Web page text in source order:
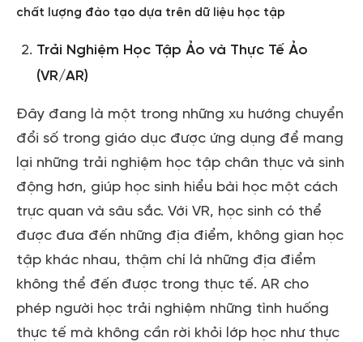
chất lượng đào tạo dựa trên dữ liệu học tập
Trải Nghiệm Học Tập Ảo và Thực Tế Ảo
(VR/AR)
Đây đang là một trong những xu hướng chuyển
đổi số trong giáo dục được ứng dụng để mang
lại những trải nghiệm học tập chân thực và sinh
động hơn, giúp học sinh hiểu bài học một cách
trực quan và sâu sắc. Với VR, học sinh có thể
được đưa đến những địa điểm, không gian học
tập khác nhau, thậm chí là những địa điểm
không thể đến được trong thực tế. AR cho
phép người học trải nghiệm những tình huống
thực tế mà không cần rời khỏi lớp học như thực